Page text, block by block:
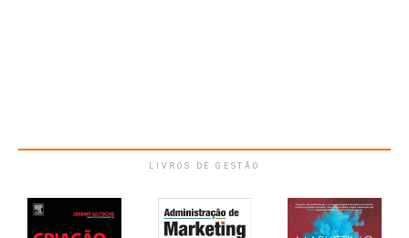
LIVROS DE GESTÃO